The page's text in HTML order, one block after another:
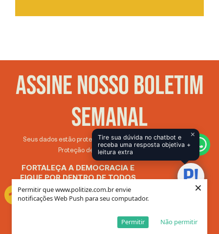
Permitir que www.politize.com.br envie
notificações Web Push para seu computador.
Não permitir
Permitir
×
ASSINE NOSSO BOLETIM
SEMANAL
Seus dados estão protegidos de acordo com a Lei Geral de
Proteção de Dados Pessoais (LGPD)
FORTALEÇA A DEMOCRACIA E
FIQUE POR DENTRO DE TODOS
OS ASSUNTOS SOBRE
POLÍTICA!
CLIQUE AQUI PARA SE INSCREVER
Tire sua dúvida no chatbot e
receba uma resposta objetiva +
leitura extra
×